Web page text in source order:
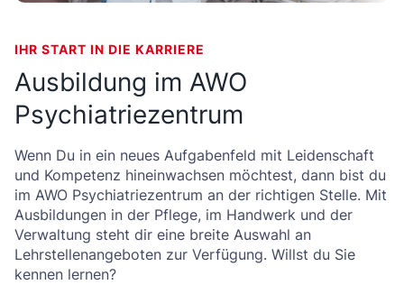
IHR START IN DIE KARRIERE
Ausbildung im AWO
Psychiatriezentrum
Wenn Du in ein neues Aufgabenfeld mit Leidenschaft
und Kompetenz hineinwachsen möchtest, dann bist du
im AWO Psychiatriezentrum an der richtigen Stelle. Mit
Ausbildungen in der Pflege, im Handwerk und der
Verwaltung steht dir eine breite Auswahl an
Lehrstellenangeboten zur Verfügung. Willst du Sie
kennen lernen?